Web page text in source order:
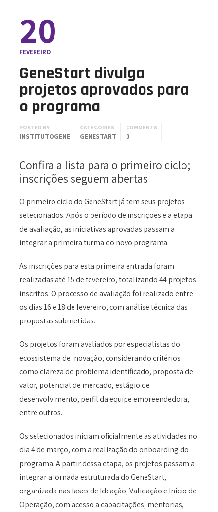
20
FEVEREIRO
GeneStart divulga
projetos aprovados para
o programa
POSTED BY
INSTITUTOGENE
CATEGORIES
GENESTART
COMMENTS
0
Confira a lista para o primeiro ciclo;
inscrições seguem abertas
O primeiro ciclo do GeneStart já tem seus projetos
selecionados. Após o período de inscrições e a etapa
de avaliação, as iniciativas aprovadas passam a
integrar a primeira turma do novo programa.
As inscrições para esta primeira entrada foram
realizadas até 15 de fevereiro, totalizando 44 projetos
inscritos. O processo de avaliação foi realizado entre
os dias 16 e 18 de fevereiro, com análise técnica das
propostas submetidas.
Os projetos foram avaliados por especialistas do
ecossistema de inovação, considerando critérios
como clareza do problema identificado, proposta de
valor, potencial de mercado, estágio de
desenvolvimento, perfil da equipe empreendedora,
entre outros.
Os selecionados iniciam oficialmente as atividades no
dia 4 de março, com a realização do onboarding do
programa. A partir dessa etapa, os projetos passam a
integrar a jornada estruturada do GeneStart,
organizada nas fases de Ideação, Validação e Início de
Operação, com acesso a capacitações, mentorias,